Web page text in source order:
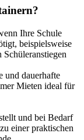
Ihre Schule
beispielsweise
und dauerhafte
Mieten ideal für
und bei Bedarf
einer praktischen